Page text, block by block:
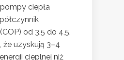
ciepła
od 3,5 do 4,5,
że uzyskują 3–4
cieplnej niż